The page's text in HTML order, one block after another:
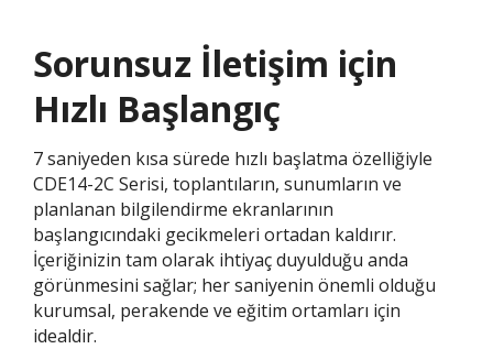
Sorunsuz İletişim için
Hızlı Başlangıç
7 saniyeden kısa sürede hızlı başlatma özelliğiyle
CDE14-2C Serisi, toplantıların, sunumların ve
planlanan bilgilendirme ekranlarının
başlangıcındaki gecikmeleri ortadan kaldırır.
İçeriğinizin tam olarak ihtiyaç duyulduğu anda
görünmesini sağlar; her saniyenin önemli olduğu
kurumsal, perakende ve eğitim ortamları için
idealdir.